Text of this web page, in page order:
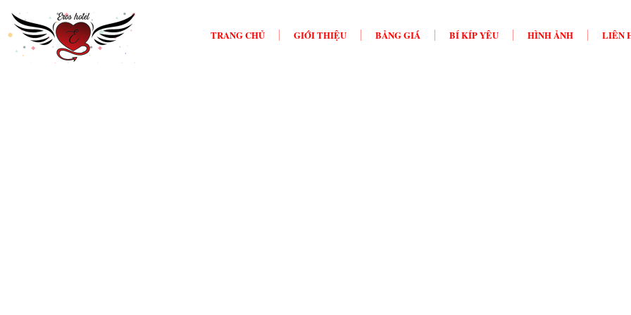
TRANG CHỦ GIỚI THIỆU BẢNG GIÁ BÍ KÍP YÊU HÌNH ẢNH LIÊN